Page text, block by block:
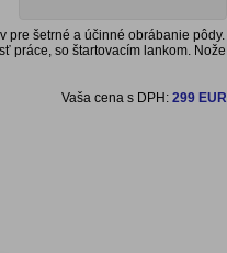
pre šetrné a účinné obrábanie pôdy.
práce, so štartovacím lankom. Nože
Vaša cena s DPH: 299 EUR